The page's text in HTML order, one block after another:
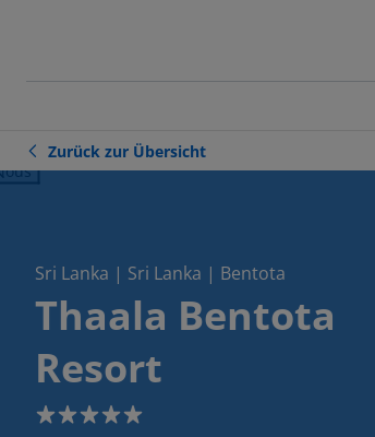
Zurück zur Übersicht
Sri Lanka | Sri Lanka | Bentota
Thaala Bentota
Resort
5